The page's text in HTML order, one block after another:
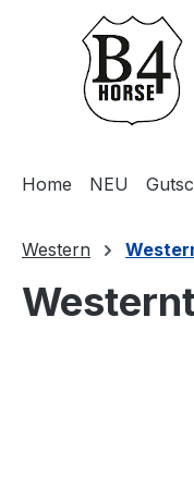
Hauptinhalt springen
Zur Suche springen
Zur
Home NEU
Western